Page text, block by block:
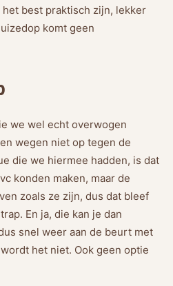
best praktisch zijn, lekker
komt geen
we wel echt overwogen
wegen niet op tegen de
die we hiermee hadden, is dat
konden maken, maar de
zoals ze zijn, dus dat bleef
En ja, die kan je dan
snel weer aan de beurt met
het niet. Ook geen optie